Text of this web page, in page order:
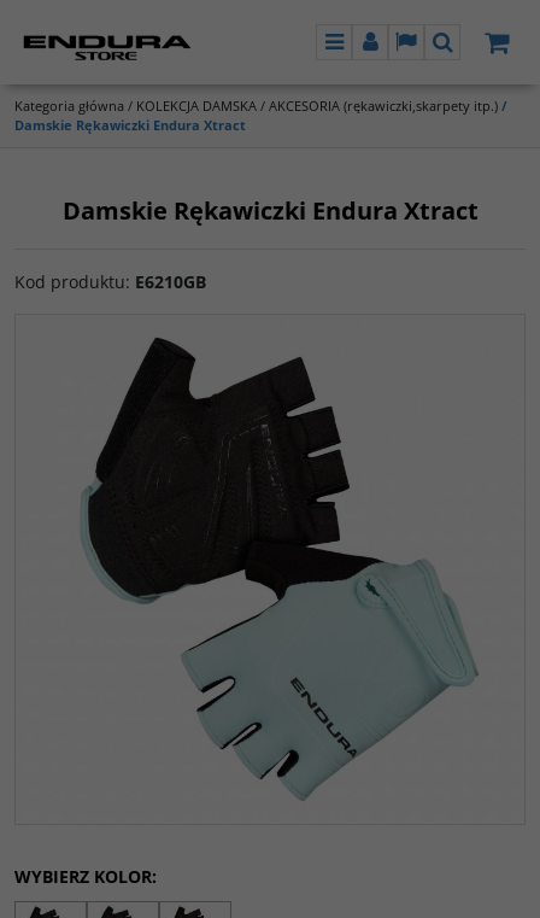
MenuPanel LangSzukaj
Kategoria główna / KOLEKCJA DAMSKA / AKCESORIA (rękawiczki,skarpety itp.) /
Damskie Rękawiczki Endura Xtract
Damskie Rękawiczki Endura Xtract
Kod produktu: E6210GB
WYBIERZ KOLOR: